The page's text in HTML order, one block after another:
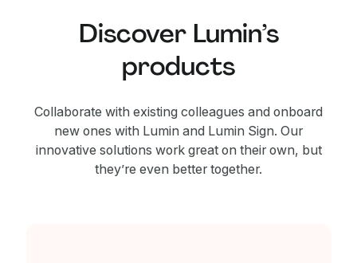
Discover Lumin’s
products
Collaborate with existing colleagues and onboard
new ones with Lumin and Lumin Sign. Our
innovative solutions work great on their own, but
they’re even better together.